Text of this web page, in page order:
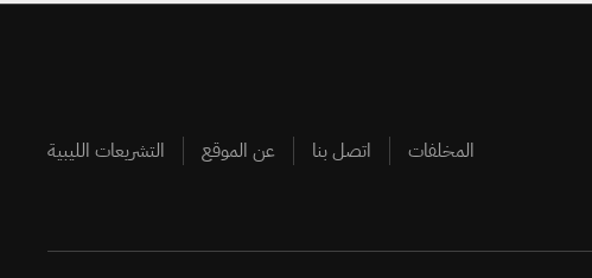
المخلفات اتصل بنا عن الموقع التشريعات الليبية